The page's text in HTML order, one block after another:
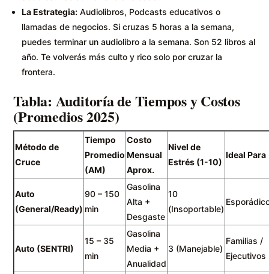
La Estrategia: Audiolibros, Podcasts educativos o
llamadas de negocios. Si cruzas 5 horas a la semana,
puedes terminar un audiolibro a la semana. Son 52 libros al
año. Te volverás más culto y rico solo por cruzar la
frontera.
Tabla: Auditoría de Tiempos y Costos
(Promedios 2025)
Método de
Cruce
Tiempo
Promedio
(AM)
Costo
Mensual
Aprox.
Nivel de
Estrés (1-10)
Ideal Para
Auto
(General/Ready)
90 – 150
min
Gasolina
Alta +
Desgaste
10
(Insoportable)
Auto (SENTRI)
15 – 35
min
Gasolina
Media +
Anualidad
3 (Manejable)
Familias /
Ejecutivos